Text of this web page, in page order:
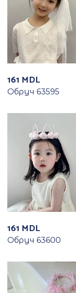
161 MDL
Обруч 63595
161 MDL
Обруч 63600